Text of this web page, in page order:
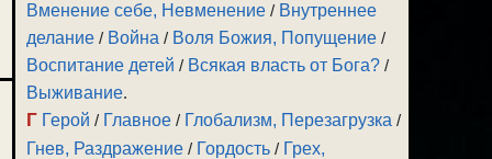
Вменение себе, Невменение / Внутреннее
делание / Война / Воля Божия, Попущение /
Воспитание детей / Всякая власть от Бога? /
Выживание.
Г Герой / Главное / Глобализм, Перезагрузка /
Гнев, Раздражение / Гордость / Грех,